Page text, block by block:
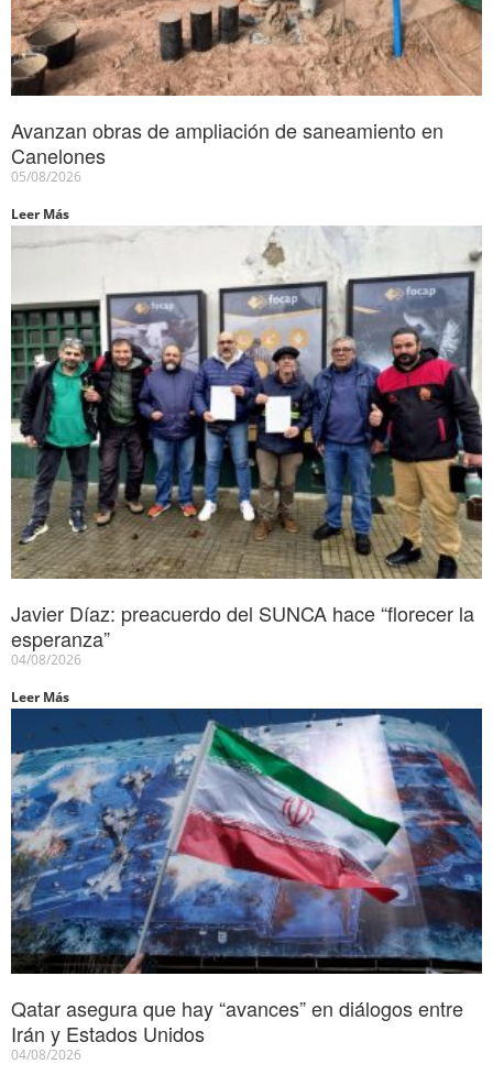
Avanzan obras de ampliación de saneamiento en
Canelones
05/08/2026
Leer Más
Javier Díaz: preacuerdo del SUNCA hace “florecer la
esperanza”
04/08/2026
Leer Más
Qatar asegura que hay “avances” en diálogos entre
Irán y Estados Unidos
04/08/2026